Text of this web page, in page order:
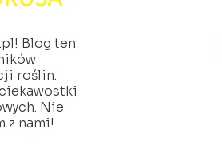
Blog ten
roślin.
Nie
z nami!